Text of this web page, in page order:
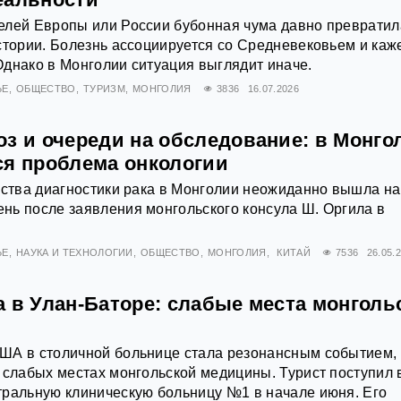
Европы или России бубонная чума давно
Болезнь ассоциируется со Средневековьем и
в Монголии ситуация выглядит иначе.
ОБЩЕСТВО ТУРИЗМ МОНГОЛИЯ 3836 16.07.2026
и очереди на обследование: в
проблема онкологии
диагностики рака в Монголии неожиданно вышла на
после заявления монгольского консула Ш. Оргила в
НАУКА И ТЕХНОЛОГИИ ОБЩЕСТВО МОНГОЛИЯ КИТАЙ 7536
в Улан-Баторе: слабые места
в столичной больнице стала резонансным событием,
местах монгольской медицины. Турист поступил
клиническую больницу №1 в начале июня. Его